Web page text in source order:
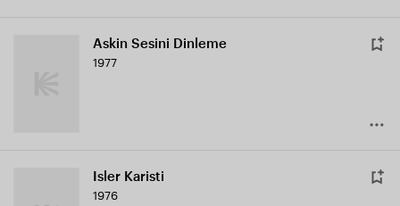
Askin Sesini Dinleme
1977
Isler Karisti
1976